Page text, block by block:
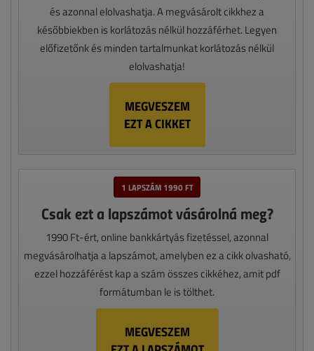
és azonnal elolvashatja. A megvásárolt cikkhez a
későbbiekben is korlátozás nélkül hozzáférhet. Legyen
előfizetőnk és minden tartalmunkat korlátozás nélkül
elolvashatja!
MEGVESZEM
EZT A CIKKET
1 LAPSZÁM 1990 FT
Csak ezt a lapszámot vásárolná meg?
1990 Ft-ért, online bankkártyás fizetéssel, azonnal
megvásárolhatja a lapszámot, amelyben ez a cikk olvasható,
ezzel hozzáférést kap a szám összes cikkéhez, amit pdf
formátumban le is tölthet.
MEGVESZEM